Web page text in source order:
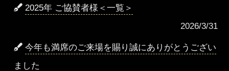
2025年 ご協賛者様＜一覧＞
2026/3/31
今年も満席のご来場を賜り誠にありがとうござい
ました